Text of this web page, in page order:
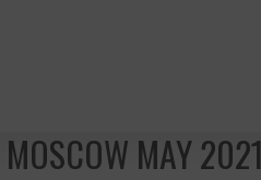
MAY 2021